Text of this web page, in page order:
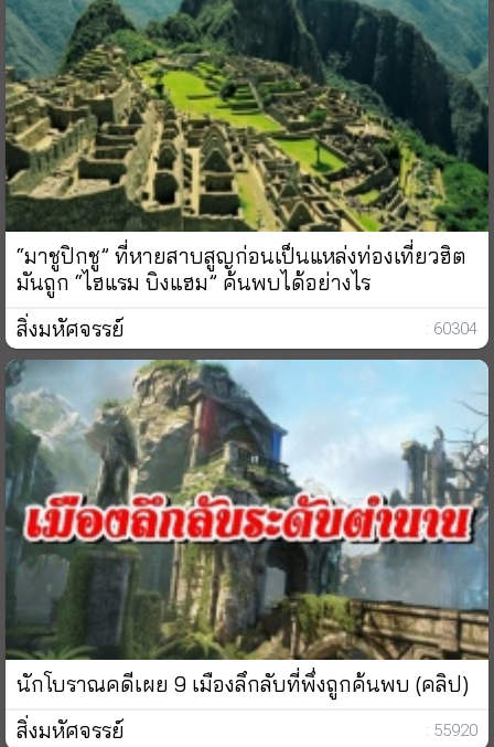
“มาชูปิกชู” ที่หายสาบสูญก่อนเป็นแหล่งท่องเที่ยวฮิต
มันถูก “ไฮแรม บิงแฮม” ค้นพบได้อย่างไร
สิ่งมหัศจรรย์
: 60304
นักโบราณคดีเผย 9 เมืองลึกลับที่พึ่งถูกค้นพบ (คลิป)
สิ่งมหัศจรรย์
: 55920